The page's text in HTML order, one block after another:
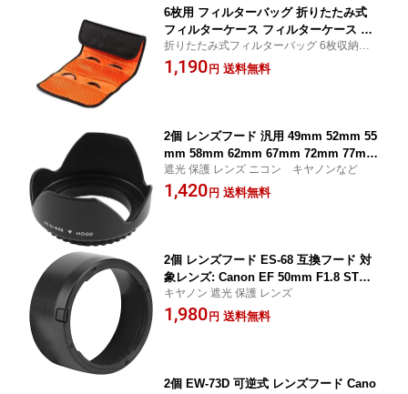
6枚用 フィルターバッグ 折りたたみ式
フィルターケース フィルターケース カ
メラ 一眼レフ フィルターレンズケース
フィルターレンズポーチ フィルターソ
折りたたみ式フィルターバッグ 6枚収納可
能 カメラ・一眼レフ用フィルターケース 82
mmまで対応 ソフト保護仕様 フィルターレ
1,190 円 送料無料
2個 レンズフード 汎用 49mm 52mm 55
mm 58mm 62mm 67mm 72mm 77mm
82mm 各メーカー対応 ネジ込み式 フィ
ルター径
遮光 保護 レンズ ニコン キヤノンなど
1,420 円 送料無料
2個 レンズフード ES-68 互換フード 対
象レンズ: Canon EF 50mm F1.8 STM
レンズに適合 可逆式
キヤノン 遮光 保護 レンズ
1,980 円 送料無料
2個 EW-73D 可逆式 レンズフード Cano